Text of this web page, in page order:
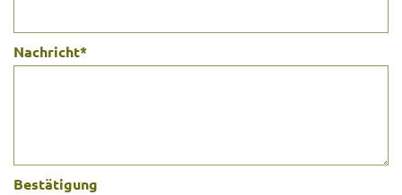
Nachricht*
Bestätigung